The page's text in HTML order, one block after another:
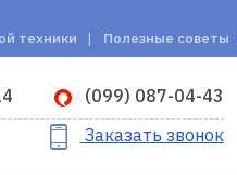
техники Полезные советы
(099) 087-04-43
Заказать звонок